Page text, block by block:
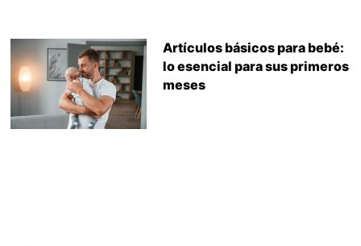
Artículos básicos para bebé:
lo esencial para sus primeros
meses